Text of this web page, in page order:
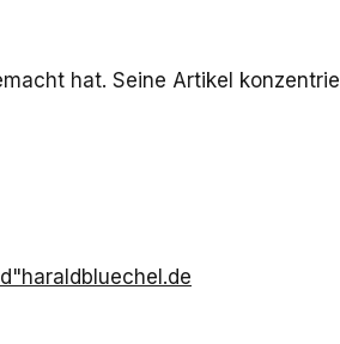
hat. Seine Artikel
haraldbluechel.de